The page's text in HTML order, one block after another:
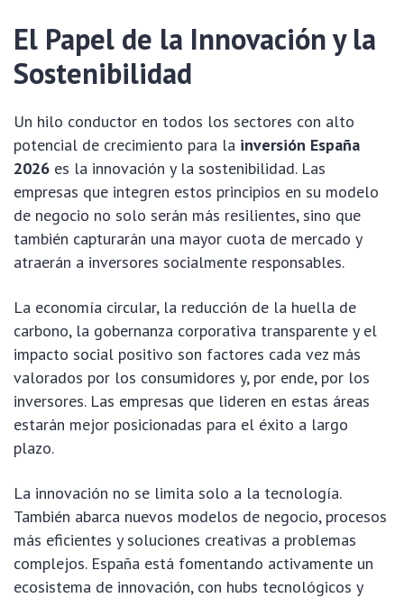
El Papel de la Innovación y la
Sostenibilidad
Un hilo conductor en todos los sectores con alto
potencial de crecimiento para la inversión España
2026 es la innovación y la sostenibilidad. Las
empresas que integren estos principios en su modelo
de negocio no solo serán más resilientes, sino que
también capturarán una mayor cuota de mercado y
atraerán a inversores socialmente responsables.
La economía circular, la reducción de la huella de
carbono, la gobernanza corporativa transparente y el
impacto social positivo son factores cada vez más
valorados por los consumidores y, por ende, por los
inversores. Las empresas que lideren en estas áreas
estarán mejor posicionadas para el éxito a largo
plazo.
La innovación no se limita solo a la tecnología.
También abarca nuevos modelos de negocio, procesos
más eficientes y soluciones creativas a problemas
complejos. España está fomentando activamente un
ecosistema de innovación, con hubs tecnológicos y